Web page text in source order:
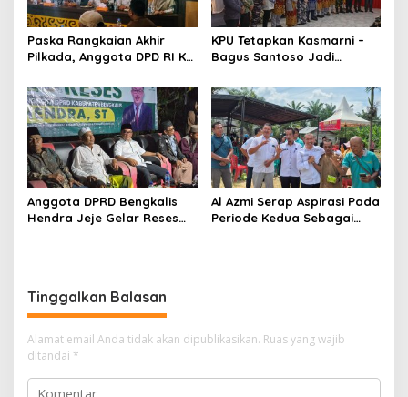
Paska Rangkaian Akhir
Pilkada, Anggota DPD RI KH
Sambangi KPU Bengkalis
KPU Tetapkan Kasmarni –
Bagus Santoso Jadi
Kabupaten Bengkalis
Anggota DPRD Bengkalis
Hendra Jeje Gelar Reses
Al Azmi Serap Aspirasi Pada
Periode Kedua Sebagai
Tinggalkan Balasan
Alamat email Anda tidak akan dipublikasikan. Ruas yang wajib
ditandai *